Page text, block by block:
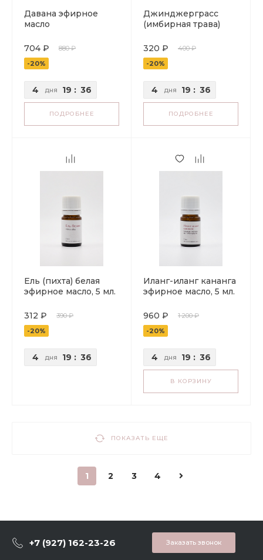
Давана эфирное
масло
704 ₽
880 ₽
-20%
4 дня 19 : 36
ПОДРОБНЕЕ
Джинджерграсс
(имбирная трава)
320 ₽
400 ₽
-20%
4 дня 19 : 36
ПОДРОБНЕЕ
Ель (пихта) белая
эфирное масло, 5 мл.
312 ₽
390 ₽
-20%
4 дня 19 : 36
Иланг-иланг кананга
эфирное масло, 5 мл.
960 ₽
1 200 ₽
-20%
4 дня 19 : 36
В КОРЗИНУ
ПОКАЗАТЬ ЕЩЕ
1 2 3 4
+7 (927) 162-23-26 Заказать звонок